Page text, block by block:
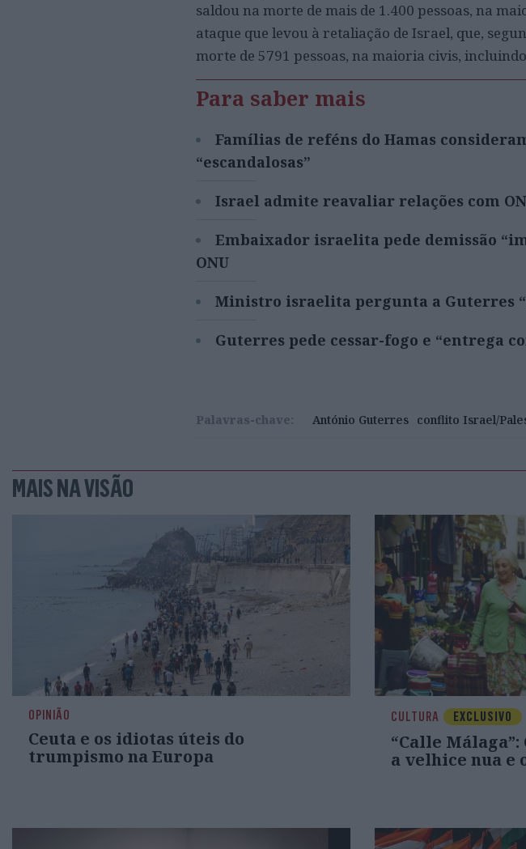
saldou na morte de mais de 1.400 pessoas, na
ataque que levou à retaliação de Israel, que,
morte de 5791 pessoas, na maioria civis,
Para saber mais
Famílias de reféns do Hamas
“escandalosas”
Israel admite reavaliar relações com
Embaixador israelita pede demissão
ONU
Ministro israelita pergunta a Guterres
Guterres pede cessar-fogo e “entrega
Palavras-chave: António Guterres conflito Israel/
MAIS NA VISÃO
OPINIÃO
Ceuta e os idiotas úteis do
trumpismo na Europa
CULTURA EXCLUSIVO
“Calle
a velhice nua e